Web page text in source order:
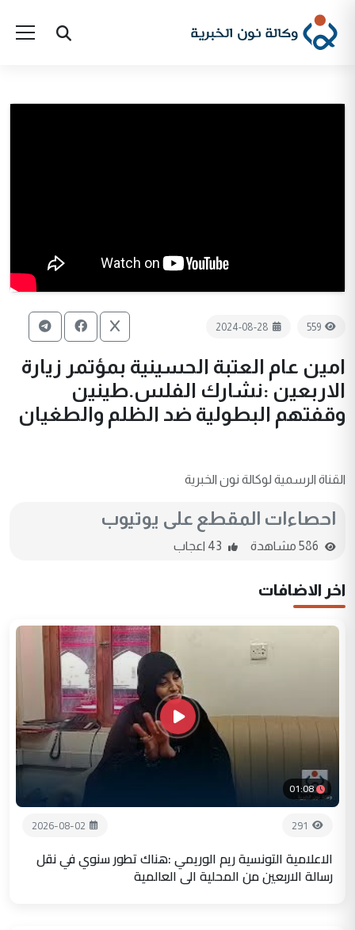
559
2024-08-28
امين عام العتبة الحسينية بمؤتمر زيارة
الاربعين :نشارك الفلس.طينين
وقفتهم البطولية ضد الظلم والطغيان
القناة الرسمية لوكالة نون الخبرية
احصاءات المقطع على يوتيوب
اخر الاضافات
01:08
291
2026-08-02
الاعلامية التونسية ريم الوريمي :هناك تطور سنوي في نقل
رسالة الاربعين من المحلية الى العالمية